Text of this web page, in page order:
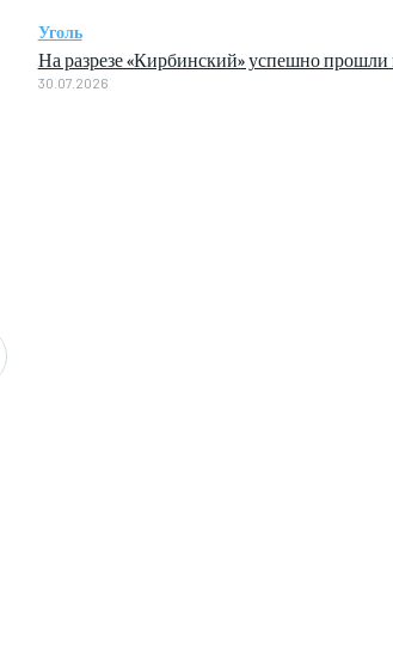
Уголь
На разрезе «Кирбинский» успешно
30.07.2026